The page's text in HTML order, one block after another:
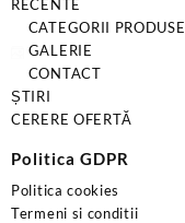
RECENTE
CATEGORII PRODUSE
GALERIE
CONTACT
ȘTIRI
CERERE OFERTĂ
Politica GDPR
Politica cookies
Termeni si conditii